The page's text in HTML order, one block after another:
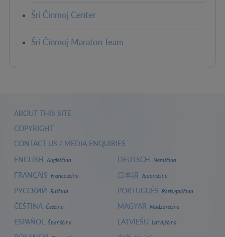
Šri Činmoj Center
Šri Činmoj Maraton Team
ABOUT THIS SITE
COPYRIGHT
CONTACT US / MEDIA ENQUIRIES
ENGLISH Angleščina
FRANÇAIS Francoščina
РУССКИЙ Ruščina
ČEŠTINA Češčina
ESPAÑOL Španščina
DEUTSCH Nemščina
日本語 Japonščina
PORTUGUÊS Portugalščina
MAGYAR Madžarščina
LATVIEŠU Latvijščina